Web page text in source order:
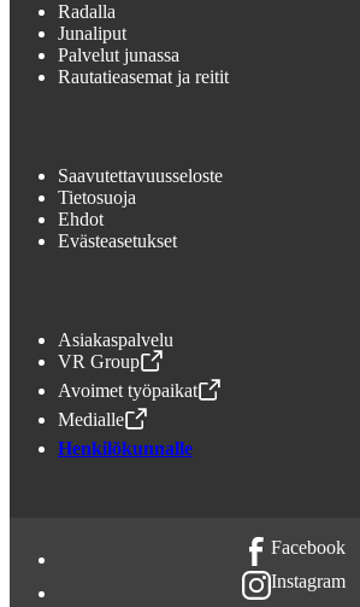
Radalla
Junaliput
Palvelut junassa
Rautatieasemat ja reitit
Saavutettavuusseloste
Tietosuoja
Ehdot
Evästeasetukset
Asiakaspalvelu
VR Group
,Avataan uudessa välilehdessä
Avoimet työpaikat
,Avataan uudessa välilehdessä
Medialle
,Avataan uudessa välilehdessä
Henkilökunnalle
Facebook
Instagram